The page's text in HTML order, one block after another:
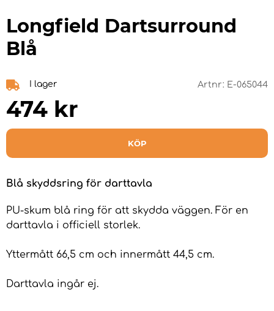
Longfield Dartsurround
Blå
I lager Artnr: E-065044
474 kr
KÖP
Blå skyddsring för darttavla
PU-skum blå ring för att skydda väggen. För en
darttavla i officiell storlek.
Yttermått 66,5 cm och innermått 44,5 cm.
Darttavla ingår ej.